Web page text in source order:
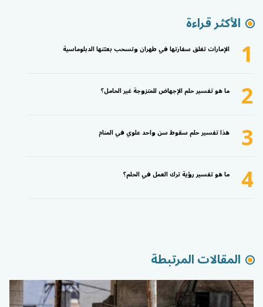
الأكثر قراءة
1 الإمارات تغلق سفارتها في طهران وتسحب بعثتها الدبلوماسية
2 ما هو تفسير حلم الإجهاض للمتزوجة غير الحامل؟
3 هذا تفسير حلم سقوط سن واحد علوي في المنام
4 ما هو تفسير رؤية ترك العمل في الحلم؟
المقالات المرتبطة